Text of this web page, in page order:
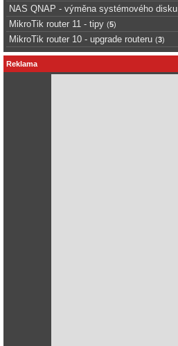
NAS QNAP - výměna systémového disku
MikroTik router 11 - tipy (5)
MikroTik router 10 - upgrade routeru (3)
Reklama